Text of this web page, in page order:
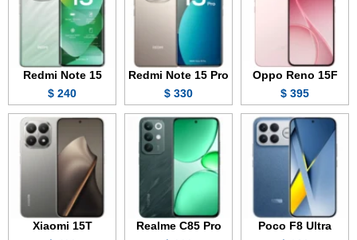
Oppo Reno 15F
395 $
Redmi Note 15 Pro
330 $
Redmi Note 15
240 $
Poco F8 Ultra
Realme C85 Pro
Xiaomi 15T